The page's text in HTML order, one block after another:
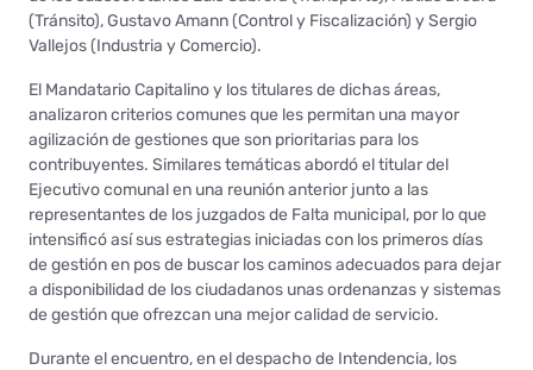
(Tránsito), Gustavo Amann (Control y Fiscalización) y Sergio
Vallejos (Industria y Comercio).
El Mandatario Capitalino y los titulares de dichas áreas,
analizaron criterios comunes que les permitan una mayor
agilización de gestiones que son prioritarias para los
contribuyentes. Similares temáticas abordó el titular del
Ejecutivo comunal en una reunión anterior junto a las
representantes de los juzgados de Falta municipal, por lo que
intensificó así sus estrategias iniciadas con los primeros días
de gestión en pos de buscar los caminos adecuados para dejar
a disponibilidad de los ciudadanos unas ordenanzas y sistemas
de gestión que ofrezcan una mejor calidad de servicio.
Durante el encuentro, en el despacho de Intendencia, los